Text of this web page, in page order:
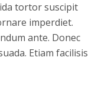
tortor suscipit
imperdiet.
ante. Donec
Etiam facilisis